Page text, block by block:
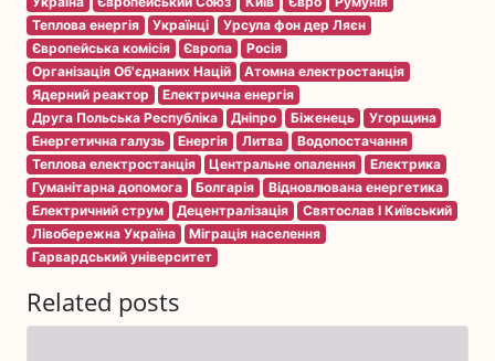
Теплова енергія
Українці
Урсула фон дер Ляєн
Європейська комісія
Європа
Росія
Організація Об'єднаних Націй
Атомна електростанція
Ядерний реактор
Електрична енергія
Друга Польська Республіка
Дніпро Біженець
Угорщина
Енергетична галузь
Енергія Литва
Водопостачання
Теплова електростанція
Центральне опалення
Електрика
Гуманітарна допомога
Болгарія
Відновлювана енергетика
Електричний струм
Децентралізація
Святослав I Київський
Лівобережна Україна
Міграція населення
Гарвардський університет
Related posts